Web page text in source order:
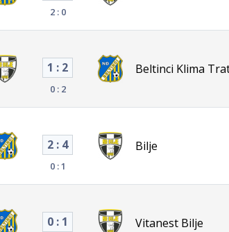
2 : 0
1 : 2
0 : 2
Beltinci Klima
2 : 4
0 : 1
Bilje
0 : 1 Vitanest Bilje